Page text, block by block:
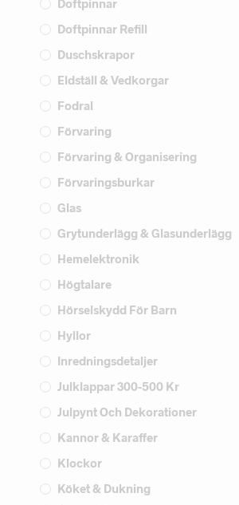
Doftpinnar
Doftpinnar Refill
Duschskrapor
Eldställ & Vedkorgar
Fodral
Förvaring
Förvaring & Organisering
Förvaringsburkar
Glas
Grytunderlägg & Glasunderlägg
Hemelektronik
Högtalare
Hörselskydd För Barn
Hyllor
Inredningsdetaljer
Julklappar 300-500 Kr
Julpynt Och Dekorationer
Kannor & Karaffer
Klockor
Köket & Dukning